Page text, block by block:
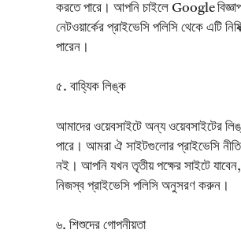
করতে পারে। আপনি চাইলে Google
নেটওয়ার্কের প্রাইভেসি পলিসি থেকে এটি
পারেন।
৫. বাহ্যিক লিঙ্ক
আমাদের ওয়েবসাইটে অন্য ওয়েবসাইটের
পারে। আমরা ঐ সাইটগুলোর প্রাইভেসি
নই। আপনি যখন তৃতীয় পক্ষের সাইটে
নিজস্ব প্রাইভেসি পলিসি অনুসরণ করুন।
৬. শিশুদের গোপনীয়তা